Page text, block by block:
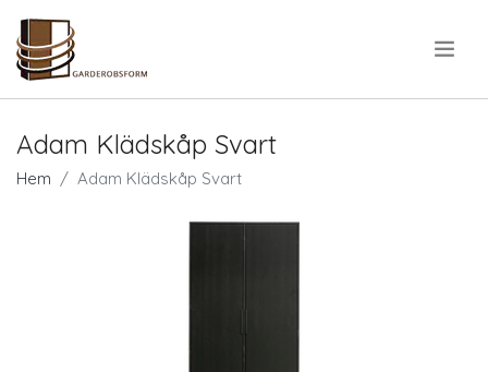
Adam Klädskåp Svart
Hem Adam Klädskåp Svart